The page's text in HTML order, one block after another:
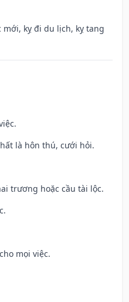
mới, kỵ đi du lịch, kỵ tang
là hôn thú, cưới hỏi.
trương hoặc cầu tài lộc.
mọi việc.